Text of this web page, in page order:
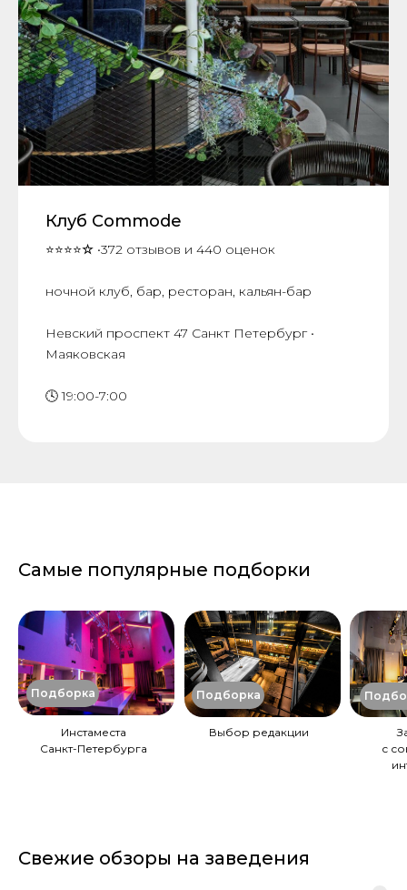
Клуб Commode
⭐⭐⭐⭐☆ •372 отзывов и 440 оценок
ночной клуб, бар, ресторан, кальян-бар
Невский проспект 47 Санкт Петербург •
Маяковская
🕓 19:00-7:00
Самые популярные подборки
Инстаместа
Санкт-Петербурга
Подборка
Выбор редакции
Подборка
с
Свежие обзоры на заведения